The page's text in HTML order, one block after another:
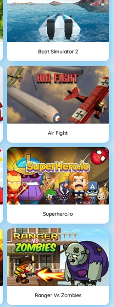
Boat Simulator 2
Air Fight
Superhero.io
Ranger Vs Zombies